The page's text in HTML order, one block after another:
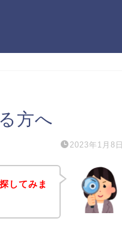
方へ
2023年1月8日
してみま